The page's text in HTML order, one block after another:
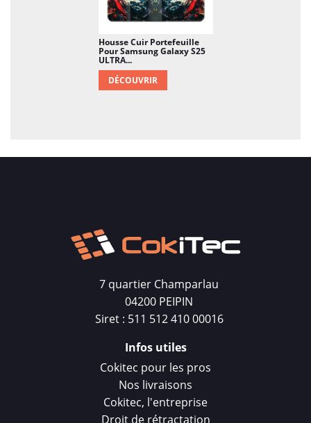
Housse Cuir Portefeuille
Pour Samsung Galaxy S25
ULTRA...
DÉCOUVRIR
7 quartier Champarlau
04200 PEIPIN
Siret : 511 512 410 00016
Infos utiles
Cokitec pour les pros
Nos livraisons
Cokitec, l'entreprise
Droit de rétractation